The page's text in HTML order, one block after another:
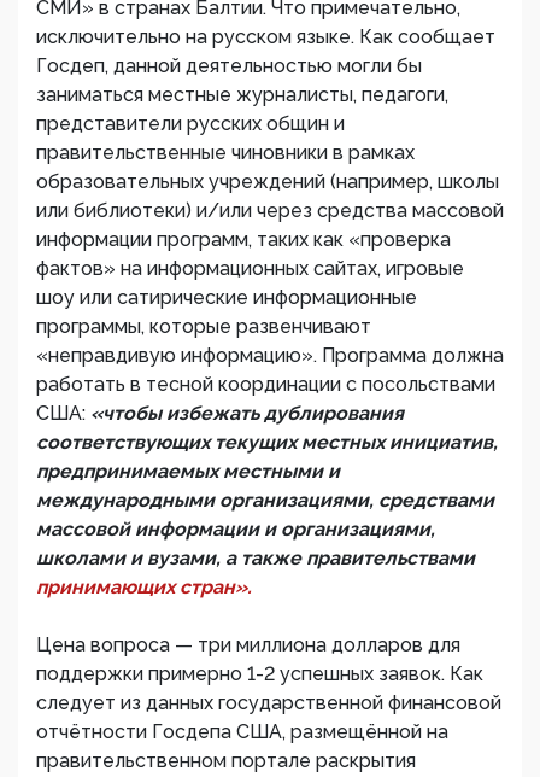
СМИ» в странах Балтии. Что примечательно,
исключительно на русском языке. Как сообщает
Госдеп, данной деятельностью могли бы
заниматься местные журналисты, педагоги,
представители русских общин и
правительственные чиновники в рамках
образовательных учреждений (например, школы
или библиотеки) и/или через средства массовой
информации программ, таких как «проверка
фактов» на информационных сайтах, игровые
шоу или сатирические информационные
программы, которые развенчивают
«неправдивую информацию». Программа должна
работать в тесной координации с посольствами
США: «чтобы избежать дублирования
соответствующих текущих местных инициатив,
предпринимаемых местными и
международными организациями, средствами
массовой информации и организациями,
школами и вузами, а также правительствами
принимающих стран».
Цена вопроса — три миллиона долларов для
поддержки примерно 1-2 успешных заявок. Как
следует из данных государственной финансовой
отчётности Госдепа США, размещённой на
правительственном портале раскрытия